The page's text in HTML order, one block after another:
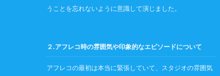
うことを忘れないように意識して演じました。
２.アフレコ時の雰囲気や印象的なエピソードについて
アフレコの最初は本当に緊張していて、スタジオの雰囲気